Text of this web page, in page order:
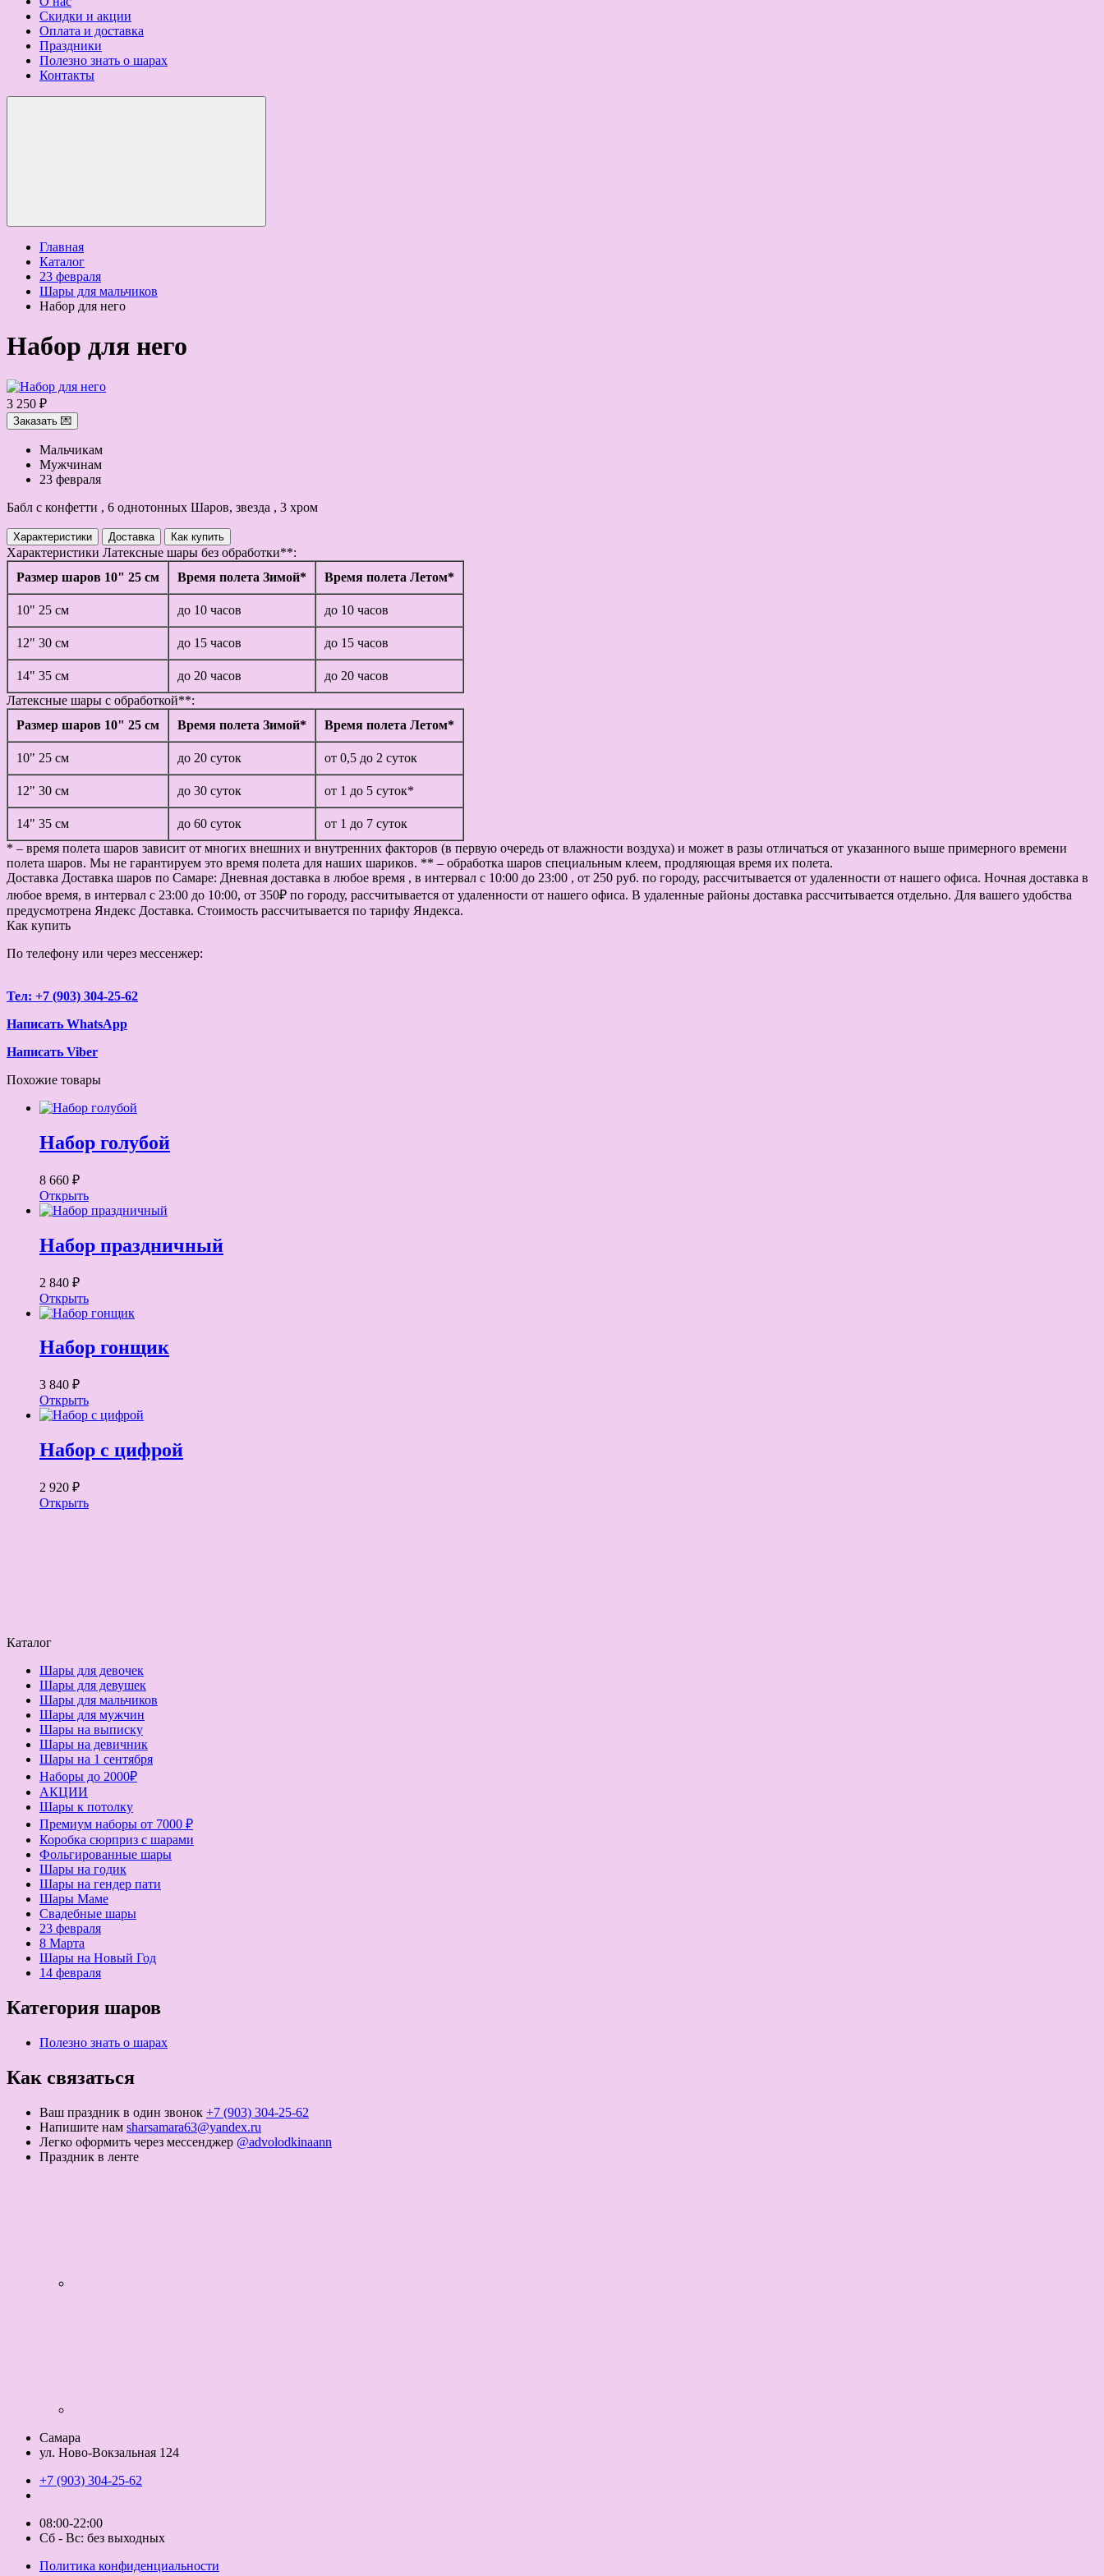
Скидки и акции
Оплата и доставка
Праздники
Полезно знать о шарах
Контакты
Главная
Каталог
23 февраля
Шары для мальчиков
Набор для него
Набор для него
3 250 ₽
Заказать 💌
Мальчикам
Мужчинам
23 февраля
Бабл с конфетти , 6 однотонных Шаров, звезда , 3 хром
Характеристики Доставка Как купить
Характеристики Латексные шары без обработки**:
Размер шаров 10" 25 см
Время полета Зимой* Время полета Летом*
10" 25 см до 10 часов до 10 часов
12" 30 см до 15 часов до 15 часов
14" 35 см до 20 часов
до 20 часов
Латексные шары с обработкой**:
Размер шаров 10" 25 см
Время полета Зимой* Время полета Летом*
10" 25 см до 20 суток от 0,5 до 2 суток
12" 30 см до 30 суток от 1 до 5 суток*
14" 35 см до 60 суток
от 1 до 7 суток
* – время полета шаров зависит от многих внешних и внутренних факторов (в первую очередь от влажности воздуха) и может в разы отличаться от указанного выше примерного времени
полета шаров. Мы не гарантируем это время полета для наших шариков. ** – обработка шаров специальным клеем, продляющая время их полета.
Доставка Доставка шаров по Самаре: Дневная доставка в любое время , в интервал с 10:00 до 23:00 , от 250 руб. по городу, рассчитывается от удаленности от нашего офиса. Ночная доставка в
любое время, в интервал с 23:00 до 10:00, от 350₽ по городу, рассчитывается от удаленности от нашего офиса. В удаленные районы доставка рассчитывается отдельно. Для вашего удобства
предусмотрена Яндекс Доставка. Стоимость рассчитывается по тарифу Яндекса.
Как купить
По телефону или через мессенжер:
Тел: +7 (903) 304-25-62
Написать WhatsApp
Написать Viber
Похожие товары
Набор голубой
8 660 ₽
Открыть
Набор праздничный
2 840 ₽
Открыть
Набор гонщик
3 840 ₽
Открыть
Набор с цифрой
2 920 ₽
Открыть
Каталог
Шары для девочек
Шары для девушек
Шары для мальчиков
Шары для мужчин
Шары на выписку
Шары на девичник
Шары на 1 сентября
Наборы до 2000₽
АКЦИИ
Шары к потолку
Премиум наборы от 7000 ₽
Коробка сюрприз с шарами
Фольгированные шары
Шары на годик
Шары на гендер пати
Шары Маме
Свадебные шары
23 февраля
8 Марта
Шары на Новый Год
14 февраля
Категория шаров
Полезно знать о шарах
Как связаться
Ваш праздник в один звонок +7 (903) 304-25-62
Напишите нам sharsamara63@yandex.ru
Легко оформить через мессенджер @advolodkinaann
Праздник в ленте
Самара
ул. Ново-Вокзальная 124
+7 (903) 304-25-62
08:00-22:00
Сб - Вс: без выходных
Политика конфиденциальности